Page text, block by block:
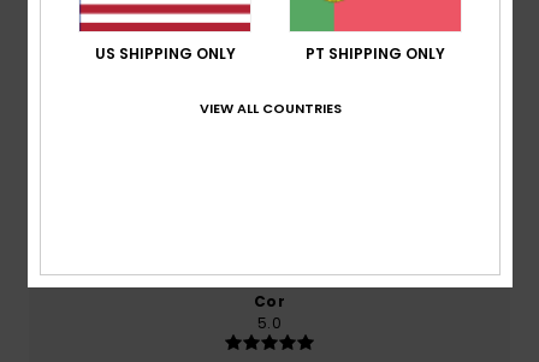
Conforto
Relação qualidade/preço
Cor
5.0
US SHIPPING ONLY PT SHIPPING ONLY
VIEW ALL COUNTRIES